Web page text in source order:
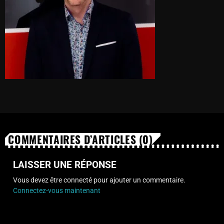
COMMENTAIRES D’ARTICLES (0)
LAISSER UNE RÉPONSE
Vous devez être connecté pour ajouter un commentaire.
Connectez-vous maintenant